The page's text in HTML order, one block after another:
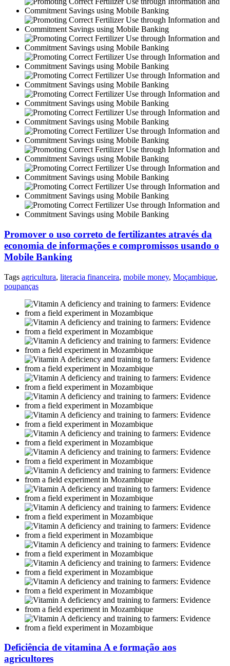
Promover o uso correto de fertilizantes através da
economia de informações e compromissos usando o
Mobile Banking
Tags agricultura, literacia financeira, mobile money, Moçambique,
poupanças
Deficiência de vitamina A e formação aos
agricultores